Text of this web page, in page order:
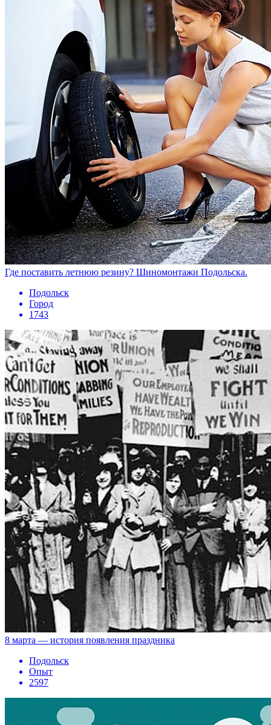
Где поставить летнюю резину? Шиномонтажи Подольска.
Подольск
Город
1743
8 марта — история появления праздника
Подольск
Опыт
2597